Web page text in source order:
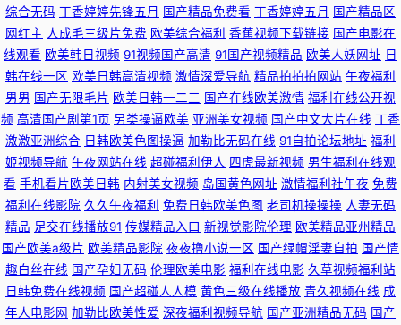
骚货妇noav 亚洲美女国产探花 亚洲色在线资源 日本不卡视频在线 久久人热
人 91男男视频 伊人久久黄色视频 九草免费色站 熟女AV色站导航 亚洲综合日
韩欧美 国产毛片网页 人人妻AV在线 欧日韩在线视频 国产乱视在线 极品吃瓜
福利 蜜臀av 91久久91 熟女视频 国产91传媒 国产欧美日韩在线 WWWAv电
影网 三级片国产久久 豆花社区网站 久久成人Av网 美女在线网站视频 草草限
制 大香蕉福利导航 免费18视频 91传禖免费 日韩三级在线观看视频 豆花视频
在线一区 国产精品天 91男女 五月天色色 韩日三级 青青色情 欧美日韩99 精
综合无码 丁香婷婷先锋五月 国产精品免费看 丁香婷婷五月
国产精品区
网红主 人成毛三级片免费 欧美综合福利 香蕉视频下载链接 国产电影在
线观看 欧美韩日视频 91视频国产高清 91国产视频精品 欧美人妖网址 日
韩在线一区 欧美日韩高清视频 激情深爱导航 精品拍拍拍网站 午夜福利
男男 国产无限毛片 欧美日韩一二三 国产在线欧美激情 福利在线公开视
频 高清国产剧第1页 另类操逼欧美 亚洲美女视频 国产中文大片在线 丁香
激激亚洲综合 日韩欧美色图操逼 加勒比无码在线 91自拍论坛地址 福利
姬视频导航 午夜网站在线 超碰福利伊人 四虎最新视频 男生福利在线观
看 手机看片欧美日韩 内射美女视频 岛国黄色网址 激情福利社午夜 免费
福利在线影院 久久午夜福利 免费日韩欧美色图 老司机操操操 人妻无码
精品 足交在线播放91 传媒精品入口 新视觉影院伦理 欧美精品亚州精品
国产欧美a级片 欧美精品影院 夜夜撸小说一区 国产绿帽淫妻自拍 国产情
趣白丝在线 国产孕妇无码 伦理欧美电影 福利在线电影 久草视频福利站
日韩免费在线视频 国产超碰人人模 黄色三级在线播放 青久视频在线 成
年人电影网 加勒比欧美性爱 深夜福利视频导航 国产亚洲精品无码 国产